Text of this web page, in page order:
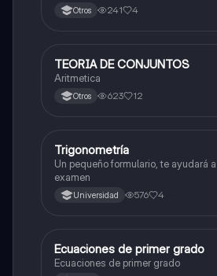
Otros 241 4
Matemáticas
TEORIA DE CONJUNTOS
Aritmetica
Otros 623 12
Matemáticas
Trigonometría
Un pequeño formulario, te ayudará
examen
Universidad 576 4
Matemáticas
Ecuaciones de primer grado
Ecuaciones de primer grado